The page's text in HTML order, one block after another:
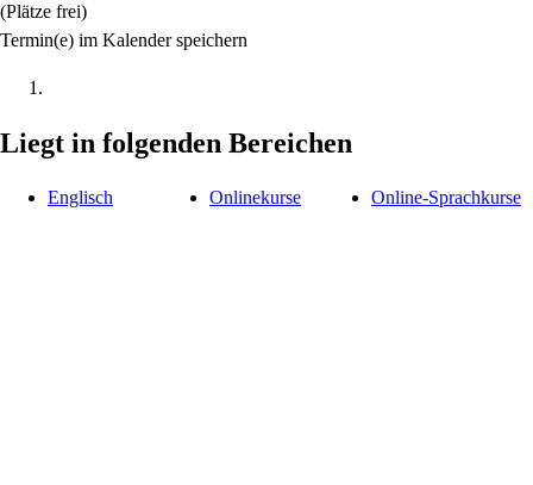
(Plätze frei)
Termin(e) im Kalender speichern
Liegt in folgenden Bereichen
Englisch Onlinekurse Online-Sprachkurse